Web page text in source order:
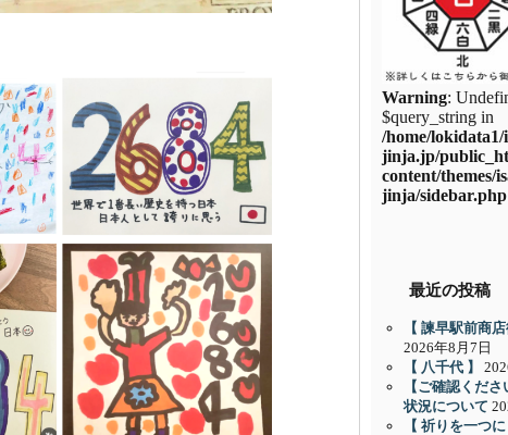
Warning:
$query_string in
/home/lokidata1/
jinja.jp/
content/themes/
jinja/sidebar.php
最近の投稿
【 諫早駅前商
2026年8月7日
【 八千代 】
【ご確認くだ
状況について
【 祈りを一つに